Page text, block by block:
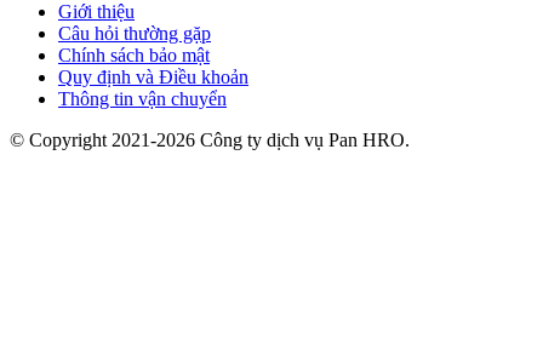
Giới thiệu
Câu hỏi thường gặp
Chính sách bảo mật
Quy định và Điều khoản
Thông tin vận chuyển
© Copyright 2021-2026 Công ty dịch vụ Pan HRO.